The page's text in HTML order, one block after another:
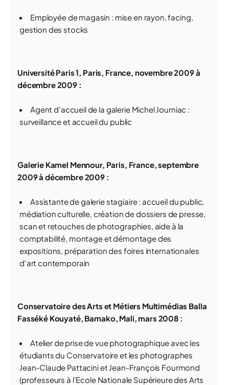
Employée de magasin : mise en rayon, facing,
gestion des stocks
Université Paris 1, Paris, France, novembre 2009 à
décembre 2009 :
Agent d'accueil de la galerie Michel Journiac :
surveillance et accueil du public
Galerie Kamel Mennour, Paris, France, septembre
2009 à décembre 2009 :
Assistante de galerie stagiaire : accueil du public,
médiation culturelle, création de dossiers de presse,
scan et retouches de photographies, aide à la
comptabilité, montage et démontage des
expositions, préparation des foires internationales
d'art contemporain
Conservatoire des Arts et Métiers Multimédias Balla
Fasséké Kouyaté, Bamako, Mali, mars 2008 :
Atelier de prise de vue photographique avec les
étudiants du Conservatoire et les photographes
Jean-Claude Pattacini et Jean-François Fourmond
(professeurs à l'Ecole Nationale Supérieure des Arts